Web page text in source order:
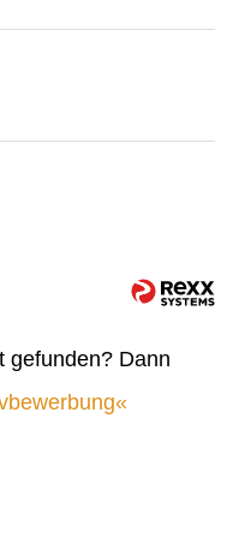
gefunden? Dann